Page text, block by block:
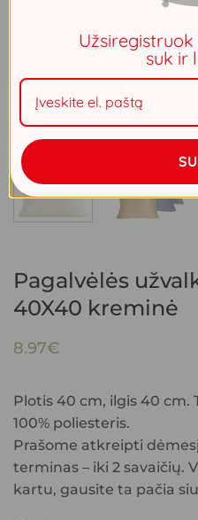
Pagalvėlės
40X40 kreminė
8.97€
Plotis 40 cm, ilgis 40 cm.
100% poliesteris.
Prašome atkreipti
terminas – iki 2 savaičių.
kartu, gausite ta pačia
suk ir